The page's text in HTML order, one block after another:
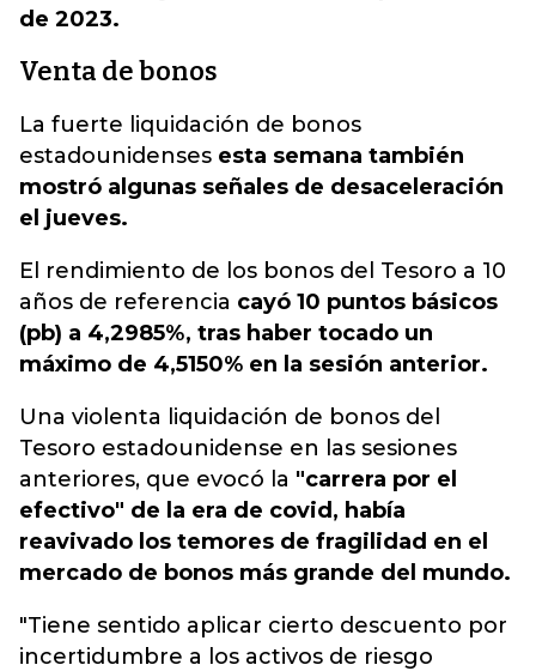
de 2023.
Venta de bonos
La fuerte liquidación de bonos
estadounidenses esta semana también
mostró algunas señales de desaceleración
el jueves.
El rendimiento de los bonos del Tesoro a 10
años de referencia cayó 10 puntos básicos
(pb) a 4,2985%, tras haber tocado un
máximo de 4,5150% en la sesión anterior.
Una violenta liquidación de bonos del
Tesoro estadounidense en las sesiones
anteriores, que evocó la "carrera por el
efectivo" de la era de covid, había
reavivado los temores de fragilidad en el
mercado de bonos más grande del mundo.
"Tiene sentido aplicar cierto descuento por
incertidumbre a los activos de riesgo